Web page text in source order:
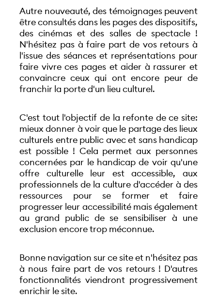
Autre nouveauté, des témoignages peuvent
être consultés dans les pages des dispositifs,
des cinémas et des salles de spectacle !
N'hésitez pas à faire part de vos retours à
l'issue des séances et représentations pour
faire vivre ces pages et aider à rassurer et
convaincre ceux qui ont encore peur de
franchir la porte d'un lieu culturel.
C'est tout l'objectif de la refonte de ce site:
mieux donner à voir que le partage des lieux
culturels entre public avec et sans handicap
est possible ! Cela permet aux personnes
concernées par le handicap de voir qu'une
offre culturelle leur est accessible, aux
professionnels de la culture d'accéder à des
ressources pour se former et faire
progresser leur accessibilité mais également
au grand public de se sensibiliser à une
exclusion encore trop méconnue.
Bonne navigation sur ce site et n'hésitez pas
à nous faire part de vos retours ! D'autres
fonctionnalités viendront progressivement
enrichir le site.